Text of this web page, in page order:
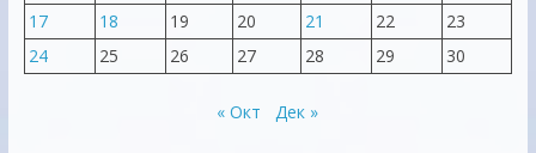
17 18 19 20 21 22
23
24
25 26 27 28 29 30
« Окт Дек »